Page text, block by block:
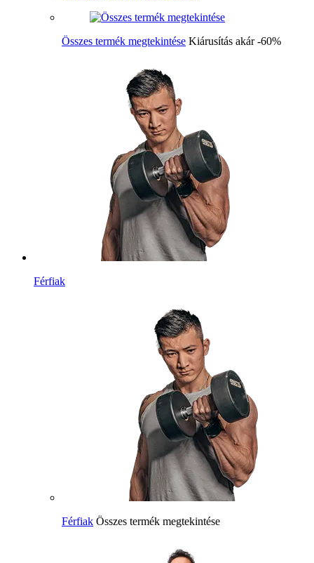
Összes termék megtekintése Kiárusítás akár -60%
Férfiak
Férfiak Összes termék megtekintése